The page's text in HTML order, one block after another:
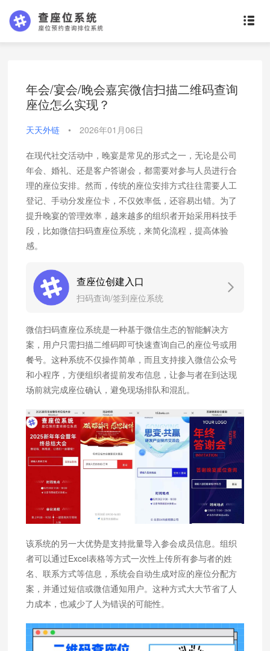
年会/宴会/晚会嘉宾微信扫描二维码查询
座位怎么实现？
天天外链 • 2026年01月06日
在现代社交活动中，晚宴是常见的形式之一，无论是公司
年会、婚礼、还是客户答谢会，都需要对参与人员进行合
理的座位安排。然而，传统的座位安排方式往往需要人工
登记、手动分发座位卡，不仅效率低，还容易出错。为了
提升晚宴的管理效率，越来越多的组织者开始采用科技手
段，比如微信扫码查座位系统，来简化流程，提高体验
感。
查座位创建入口
扫码查询/签到座位系统
微信扫码查座位系统是一种基于微信生态的智能解决方
案，用户只需扫描二维码即可快速查询自己的座位号或用
餐号。这种系统不仅操作简单，而且支持接入微信公众号
和小程序，方便组织者提前发布信息，让参与者在到达现
场前就完成座位确认，避免现场排队和混乱。
该系统的另一大优势是支持批量导入参会成员信息。组织
者可以通过Excel表格等方式一次性上传所有参与者的姓
名、联系方式等信息，系统会自动生成对应的座位分配方
案，并通过短信或微信通知用户。这种方式大大节省了人
力成本，也减少了人为错误的可能性。